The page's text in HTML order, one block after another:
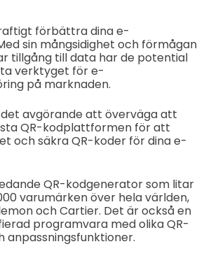
förbättra dina e-
sin mångsidighet och förmågan
tillgång till data har de potential
verktyget för e-
på marknaden.
avgörande att överväga att
QR-kodplattformen för att
och säkra QR-koder för dina e-
QR-kodgenerator som litar
varumärken över hela världen,
och Cartier. Det är också en
programvara med olika QR-
anpassningsfunktioner.